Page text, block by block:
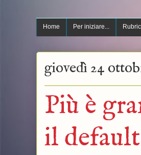
Home Per iniziare...
giovedì 24
Più è
il default